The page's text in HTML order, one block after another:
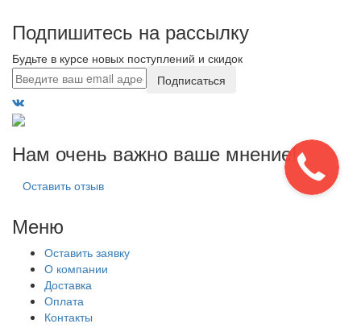
Подпишитесь на рассылку
Будьте в курсе новых поступлений и скидок
Подписаться
Нам очень важно ваше мнение!
Оставить отзыв
Меню
Оставить заявку
О компании
Доставка
Оплата
Контакты